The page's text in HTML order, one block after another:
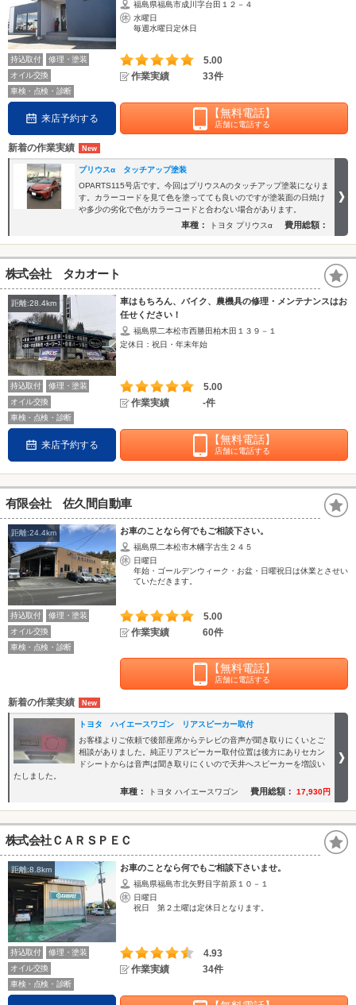
福島県福島市成川字台田１２－４
水曜日
毎週水曜日定休日
持込取付
修理・塗装
オイル交換
車検・点検・診断
5.00
作業実績
33件
来店予約する 【無料電話】
店舗に電話する
新着の作業実績
プリウスα タッチアップ塗装
OPARTS115号店です。今回はプリウスΑのタッチアップ塗装になりま
す。カラーコードを見て色を塗ってても良いのですが塗装面の日焼け
や多少の劣化で色がカラーコードと合わない場合があります。
車種： トヨタ プリウスα 費用総額：
株式会社 タカオート
距離:28.4km
車はもちろん、バイク、農機具の修理・メンテナンスはお
任せください！
福島県二本松市西勝田柏木田１３９－１
定休日：祝日・年末年始
持込取付
修理・塗装
オイル交換
車検・点検・診断
5.00
作業実績
-件
来店予約する 【無料電話】
店舗に電話する
有限会社 佐久間自動車
距離:24.4km お車のことなら何でもご相談下さい。
福島県二本松市木幡字古生２４５
日曜日
年始・ゴールデンウィーク・お盆・日曜祝日は休業とさせい
ていただきます。
持込取付
修理・塗装
オイル交換
車検・点検・診断
5.00
作業実績
60件
【無料電話】
店舗に電話する
新着の作業実績
トヨタ ハイエースワゴン リアスピーカー取付
お客様よりご依頼で後部座席からテレビの音声が聞き取りにくいとご
相談がありました。純正リアスピーカー取付位置は後方にありセカン
ドシートからは音声は聞き取りにくいので天井へスピーカーを増設い
たしました。
車種： トヨタ ハイエースワゴン 費用総額： 17,930円
株式会社ＣＡＲＳＰＥＣ
距離:8.8km お車のことなら何でもご相談下さいませ。
福島県福島市北矢野目字前原１０－１
日曜日
祝日 第２土曜は定休日となります。
持込取付
修理・塗装
オイル交換
車検・点検・診断
4.93
作業実績
34件